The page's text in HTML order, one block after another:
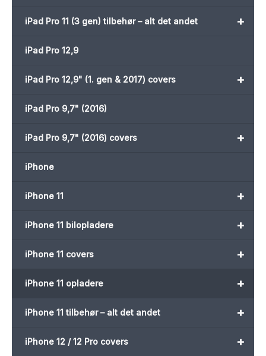
+
iPad Pro 11 (3 gen) tilbehør – alt det andet
iPad Pro 12,9
+
iPad Pro 12,9" (1. gen & 2017) covers
iPad Pro 9,7" (2016)
+
iPad Pro 9,7" (2016) covers
iPhone
+
iPhone 11
+
iPhone 11 bilopladere
+
iPhone 11 covers
+
iPhone 11 opladere
+
iPhone 11 tilbehør – alt det andet
+
iPhone 12 / 12 Pro covers